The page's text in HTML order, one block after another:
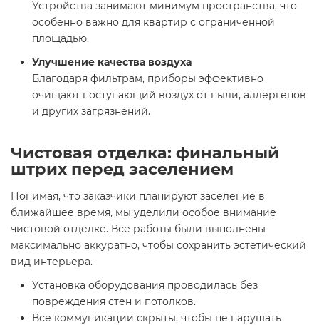
Устройства занимают минимум пространства, что
особенно важно для квартир с ограниченной
площадью.
Улучшение качества воздуха
Благодаря фильтрам, приборы эффективно
очищают поступающий воздух от пыли, аллергенов
и других загрязнений.
Чистовая отделка: финальный
штрих перед заселением
Понимая, что заказчики планируют заселение в
ближайшее время, мы уделили особое внимание
чистовой отделке. Все работы были выполнены
максимально аккуратно, чтобы сохранить эстетический
вид интерьера.
Установка оборудования проводилась без
повреждения стен и потолков.
Все коммуникации скрыты, чтобы не нарушать